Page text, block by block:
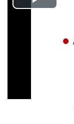
Play